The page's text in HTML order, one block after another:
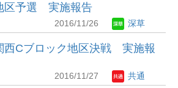
区予選 実施報告
2016/11/26 深草
西Cブロック地区決戦 実施報
2016/11/27 共通